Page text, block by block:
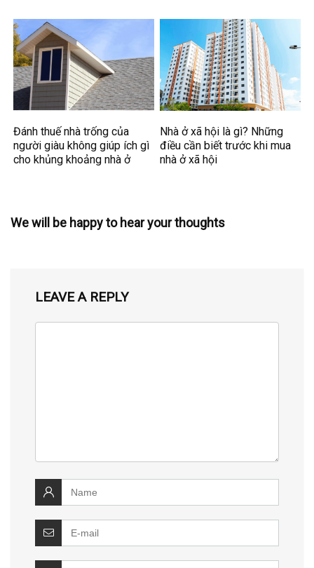
Đánh thuế nhà trống của
người giàu không giúp ích gì
cho khủng khoảng nhà ở
Nhà ở xã hội là gì? Những
điều cần biết trước khi mua
nhà ở xã hội
We will be happy to hear your thoughts
LEAVE A REPLY